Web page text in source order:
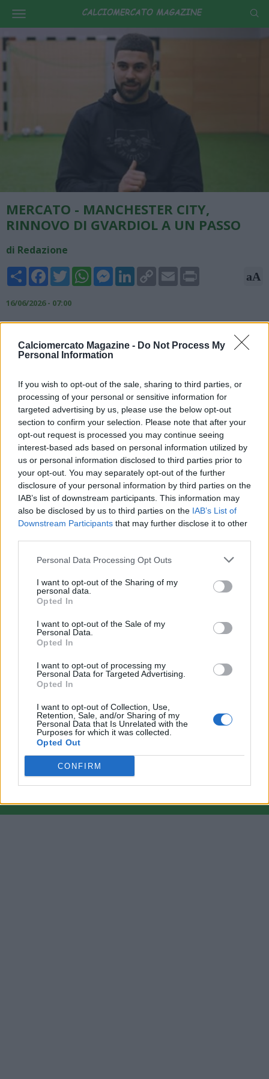
Calciomercato Magazine - Do Not Process My
Personal Information
If you wish to opt-out of the sale, sharing to third parties, or
processing of your personal or sensitive information for
targeted advertising by us, please use the below opt-out
section to confirm your selection. Please note that after your
opt-out request is processed you may continue seeing
interest-based ads based on personal information utilized by
us or personal information disclosed to third parties prior to
your opt-out. You may separately opt-out of the further
disclosure of your personal information by third parties on the
IAB’s list of downstream participants. This information may
also be disclosed by us to third parties on the IAB’s List of
Downstream Participants that may further disclose it to other
Personal Data Processing Opt Outs
I want to opt-out of the Sharing of my
personal data.
Opted In
I want to opt-out of the Sale of my
Personal Data.
Opted In
I want to opt-out of processing my
Personal Data for Targeted Advertising.
Opted In
I want to opt-out of Collection, Use,
Retention, Sale, and/or Sharing of my
Personal Data that Is Unrelated with the
Purposes for which it was collected.
Opted Out
CONFIRM
MERCATO - MANCHESTER CITY,
RINNOVO DI GVARDIOL A UN PASSO
di Redazione
Share FacebookTwitterWhatsAppMessengerLinkedInCopy
Link
Email aA
16/06/2026 - 07:00
Manchester City sarebbe al lavoro per rinnovare il contratto di
Josko Gvardiol. Il contratto in scadenza nel 2028 sarà
difensore croato è stato più volte accostato al Real Madrid di
José Mourinho, alla ricerca di rinforzi importanti nel reparto
difensivo.
VAI ALLA VERSIONE CLASSICA
Il materiale (testo, foto e video) consultabile in questo portale è di nostra proprietà.
Alcune foto (screenshot) ed articoli presenti su "Calciomercato Magazine" sono in parte
comunicati stampa con immagini e testi allegati ed autorizzati alla pubblicazione, e
quindi valutati di pubblico dominio. Se i soggetti o gli autori avessero qualcosa in
contrario alla pubblicazione, non avranno che da segnalarlo alla redazione (indirizzo
redazione@napolimagazine.com), che provvederà prontamente alla rimozione.
"Calciomercato Magazine" non è una testata giornalistica, ma un sito di informazione di